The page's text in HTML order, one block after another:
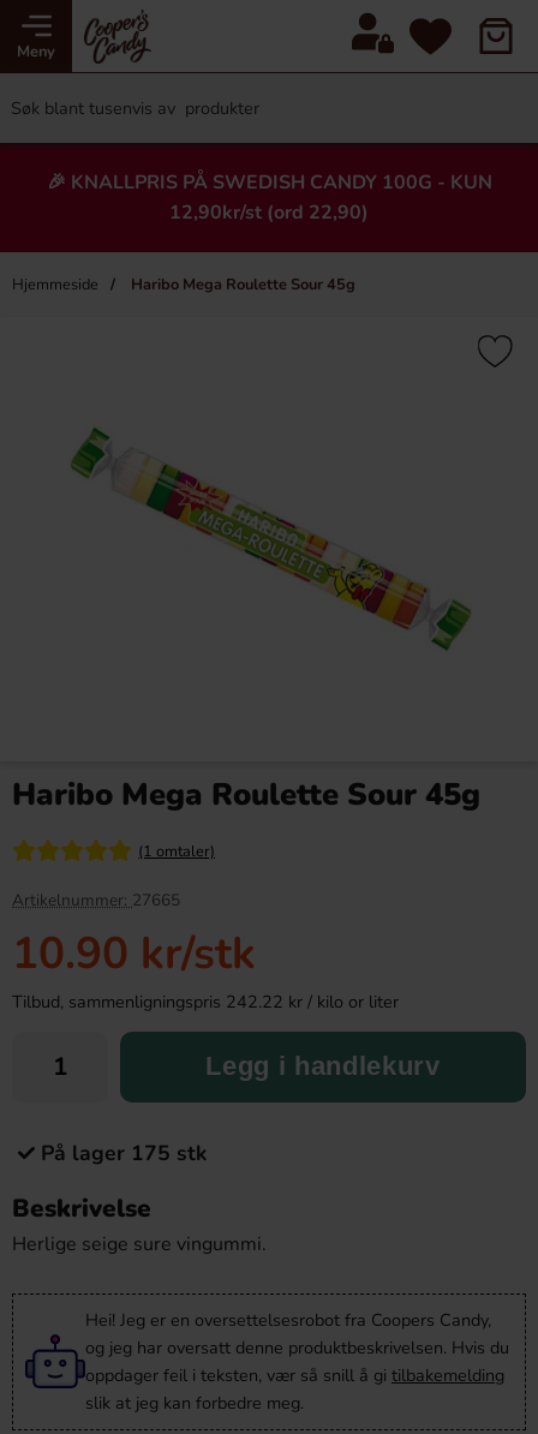
Meny
🎉 KNALLPRIS PÅ SWEDISH CANDY 100G - KUN
12,90kr/st (ord 22,90)
Hjemmeside Haribo Mega Roulette Sour 45g
×
Puckar 70g
16.99 kr
Haribo Mega Roulette Sour 45g
(1 omtaler)
Artikelnummer: 27665
10.90 kr/stk
Tilbud, sammenligningspris 242.22 kr / kilo or liter
Legg i handlekurv
På lager 175 stk
Beskrivelse
Herlige seige sure vingummi.
Hei! Jeg er en oversettelsesrobot fra Coopers Candy,
og jeg har oversatt denne produktbeskrivelsen. Hvis du
oppdager feil i teksten, vær så snill å gi tilbakemelding
slik at jeg kan forbedre meg.